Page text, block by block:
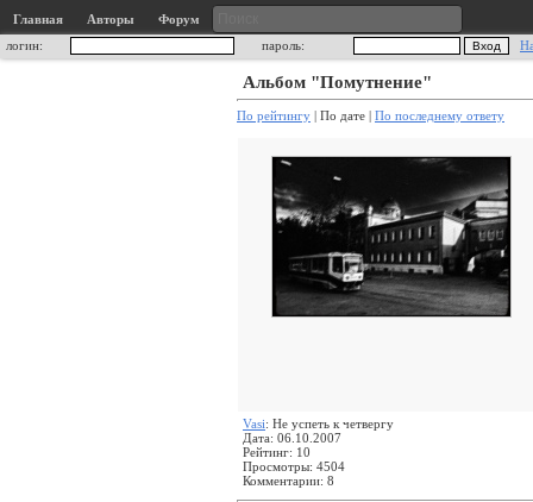
Главная Авторы
Форум
логин:
пароль:
Альбом "Помутнение"
По рейтингу | По дате | По последнему ответу
Vasi: Не успеть к четвергу
Дата: 06.10.2007
Рейтинг: 10
Просмотры: 4504
Комментарии: 8